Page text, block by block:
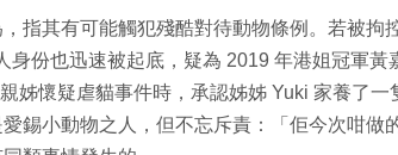
指其有可能觸犯殘酷對待動物條例。若被拘
身份也迅速被起底，疑為 2019 年港姐冠軍黃
姊懷疑虐貓事件時，承認姊姊 Yuki 家養了一
錫小動物之人，但不忘斥責：「佢今次咁做